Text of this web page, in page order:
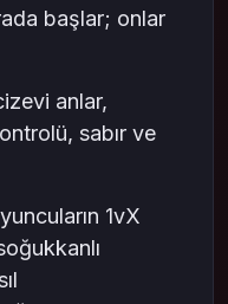
başlar; onlar
anlar,
sabır ve
1vX